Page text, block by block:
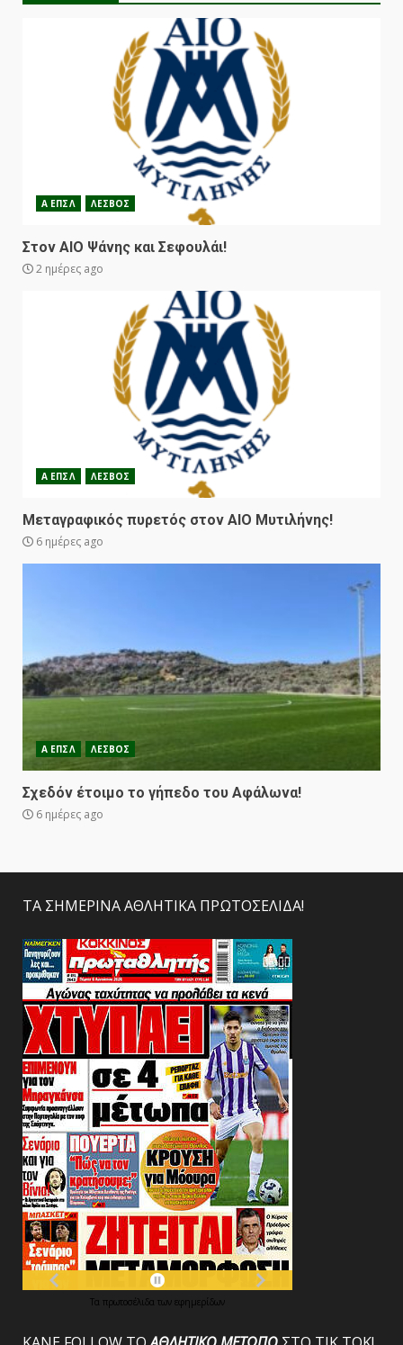
Α ΕΠΣΛ ΛΕΣΒΟΣ
Στον ΑΙΟ Ψάνης και Σεφουλάι!
2 ημέρες ago
Α ΕΠΣΛ ΛΕΣΒΟΣ
Μεταγραφικός πυρετός στον ΑΙΟ Μυτιλήνης!
6 ημέρες ago
Α ΕΠΣΛ ΛΕΣΒΟΣ
Σχεδόν έτοιμο το γήπεδο του Αφάλωνα!
6 ημέρες ago
ΤΑ ΣΗΜΕΡΙΝΑ ΑΘΛΗΤΙΚΑ ΠΡΩΤΟΣΕΛΙΔΑ!
Τα πρωτοσέλιδα των εφημερίδων